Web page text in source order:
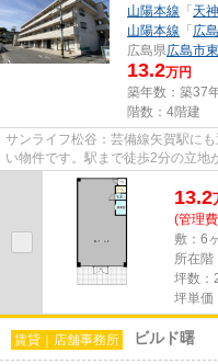
山陽本線 「天
山陽本線 「広島
広島県広島市
13.2万円
築年数：築37
階数：4階建
サンライフ松谷：芸備線矢賀駅に
い物件です。駅まで徒歩2分の立地
13.2
(管理
敷：6
所在階
坪数：
坪単価
賃貸｜店舗事務所 ビルド曙